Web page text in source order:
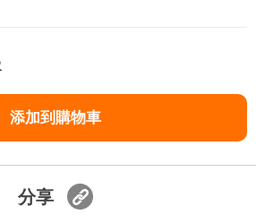
添加到購物車
分享